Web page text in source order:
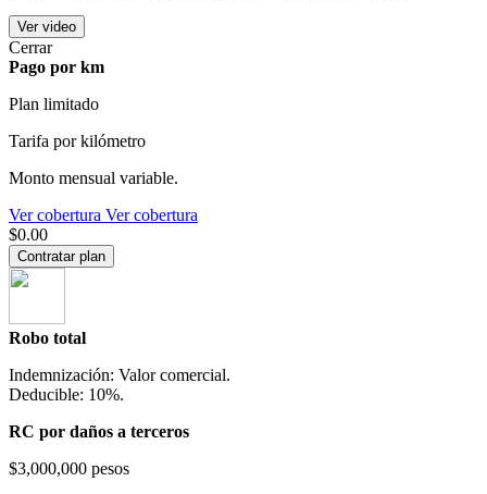
Ver video
Cerrar
Pago por km
Plan limitado
Tarifa por kilómetro
Monto mensual variable.
Ver cobertura Ver cobertura
$0.00
Contratar plan
Robo total
Indemnización: Valor comercial.
Deducible: 10%.
RC por daños a terceros
$3,000,000 pesos